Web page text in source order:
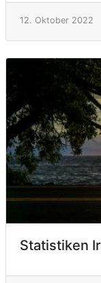
12. Oktober 2022
Statistiken